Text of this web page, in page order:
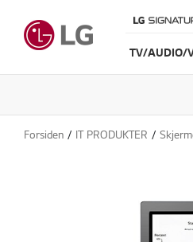
TV/AUDIO/
Forsiden IT PRODUKTER